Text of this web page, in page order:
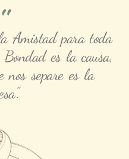
Amistad para toda
es la causa,
nos separe es la